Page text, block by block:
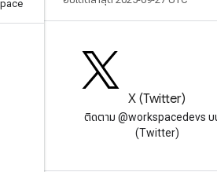
แวร์
X (Twitter)
ติดตาม @workspacedevs บ
(Twitter)